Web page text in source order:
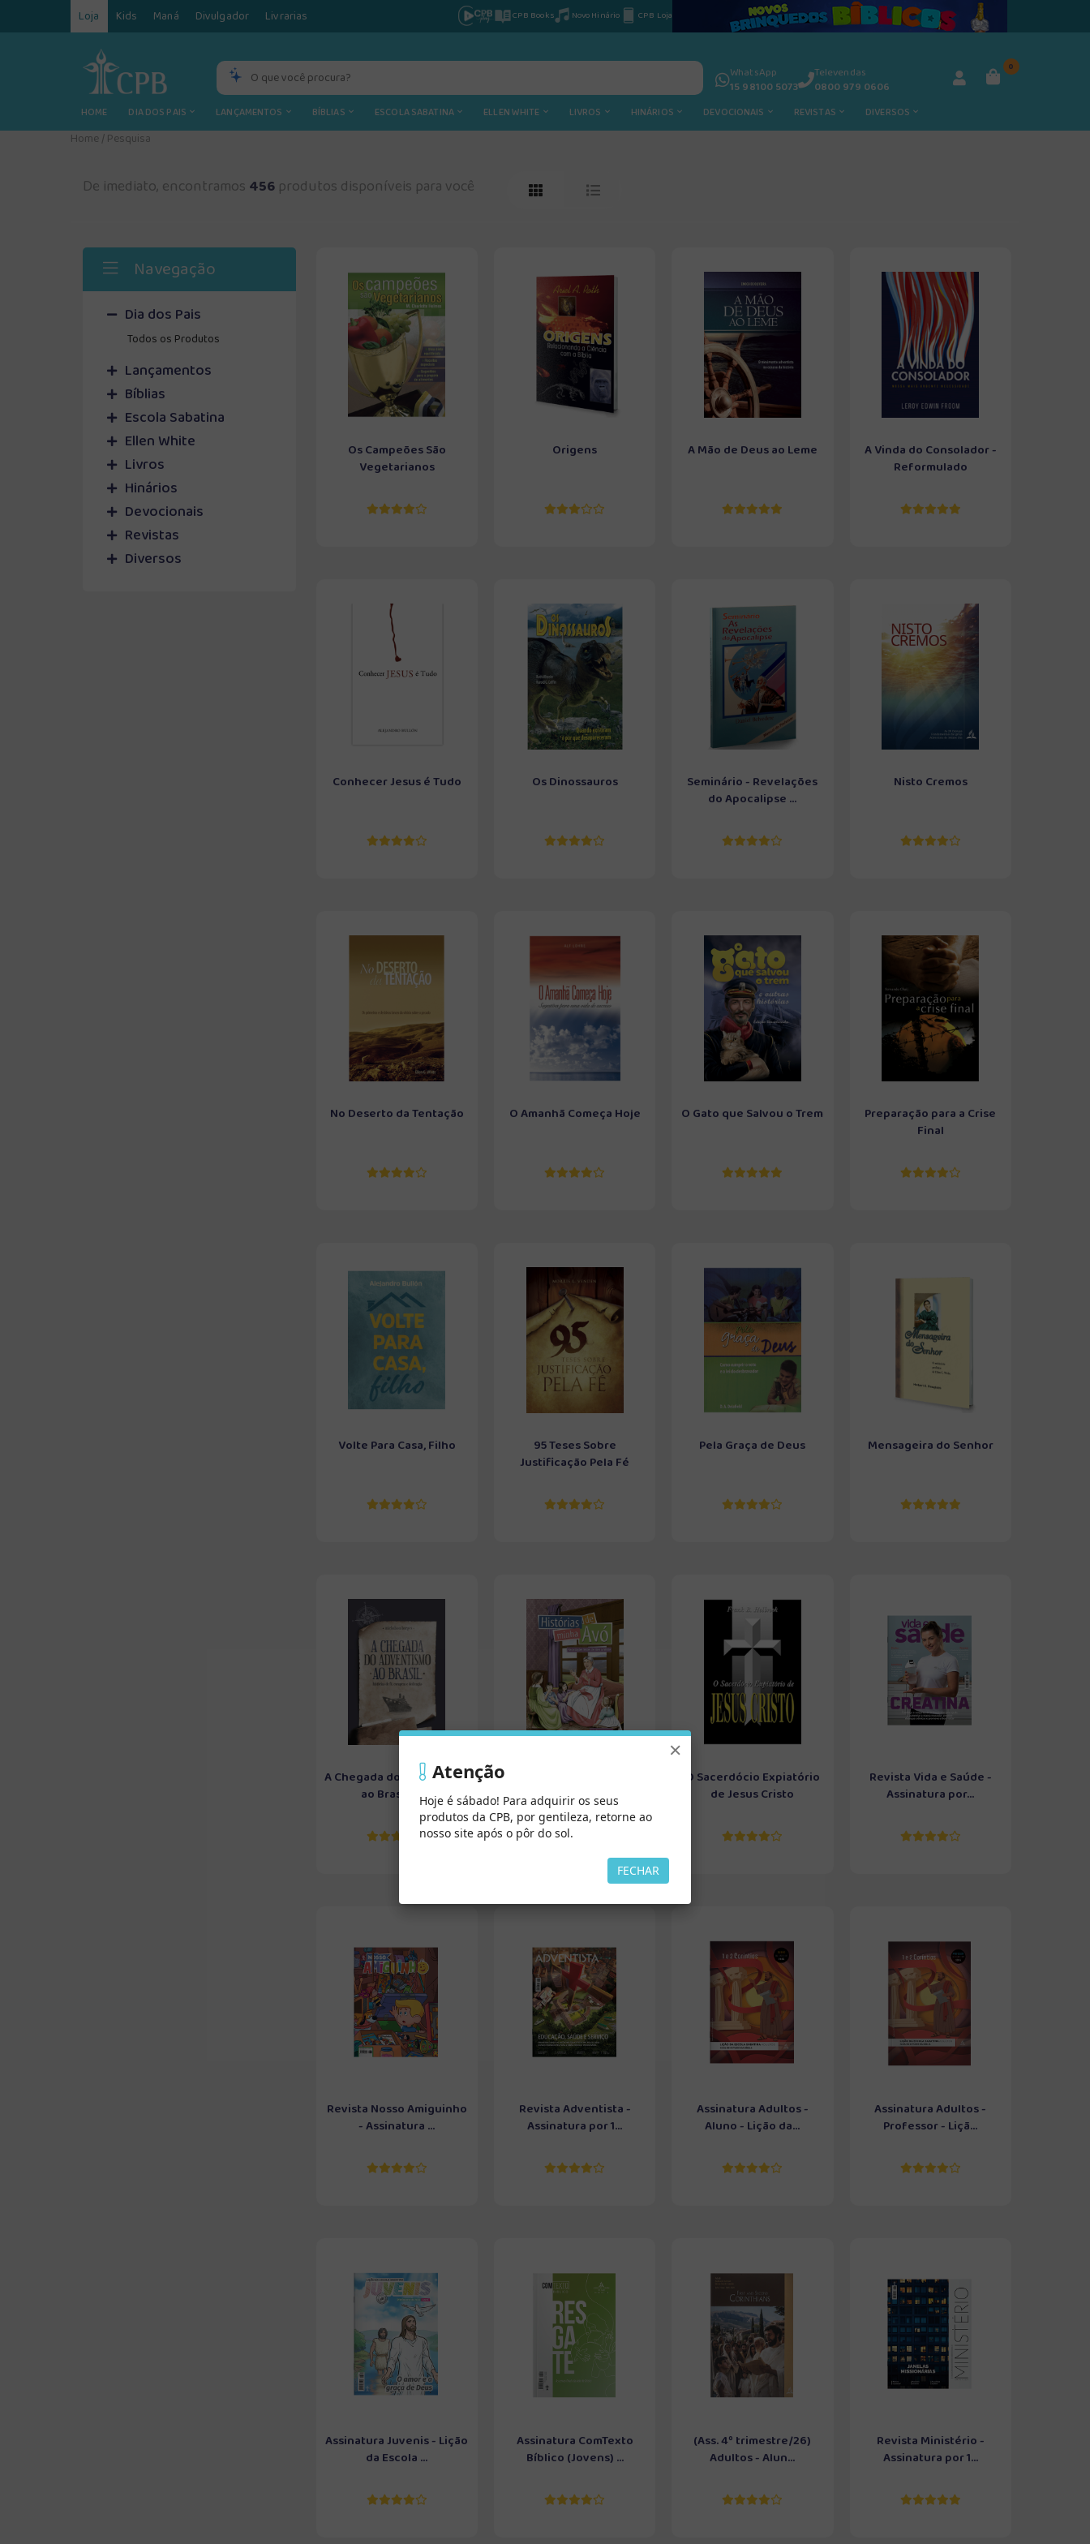
Loja Kids Maná Divulgador Livrarias CPB Books Novo Hinário CPB Loja
WhatsApp
15 98100 5073
Televendas
0800 979 0606
0
HOME DIA DOS PAIS LANÇAMENTOS BÍBLIAS ESCOLA SABATINA ELLEN WHITE LIVROS HINÁRIOS DEVOCIONAIS REVISTAS DIVERSOS
Home /Pesquisa
De imediato, encontramos 456 produtos disponíveis para você
Navegação
Dia dos Pais
Todos os Produtos
Lançamentos
Bíblias
Escola Sabatina
Ellen White
Livros
Hinários
Devocionais
Revistas
Diversos
Os Campeões São
Vegetarianos
Origens A Mão de Deus ao Leme
A Vinda do Consolador -
Reformulado
Conhecer Jesus é Tudo Os Dinossauros
Seminário - Revelações
do Apocalipse ...
Nisto Cremos
No Deserto da Tentação O Amanhã Começa Hoje O Gato que Salvou o Trem
Preparação para a Crise
Final
Volte Para Casa, Filho
95 Teses Sobre
Justificação Pela Fé
Pela Graça de Deus Mensageira do Senhor
A Chegada do Adventismo
ao Brasil - R...
O Sacerdócio Expiatório
de Jesus Cristo
Revista Vida e Saúde -
Assinatura por...
Revista Nosso Amiguinho
- Assinatura ...
Revista Adventista -
Assinatura por 1...
Assinatura Adultos -
Aluno - Lição da...
Assinatura Adultos -
Professor - Liçã...
Assinatura Juvenis - Lição
da Escola ...
Assinatura ComTexto
Bíblico (Jovens) ...
(Ass. 4º trimestre/26)
Adultos - Alun...
Revista Ministério -
Assinatura por 1...
×
Atenção
Hoje é sábado! Para adquirir os seus
produtos da CPB, por gentileza, retorne ao
nosso site após o pôr do sol.
FECHAR